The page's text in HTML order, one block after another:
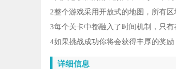
2整个游戏采用开放式的地图，所有区
3每个关卡中都融入了时间机制，只
4如果挑战成功你将会获得丰厚的奖
详细信息